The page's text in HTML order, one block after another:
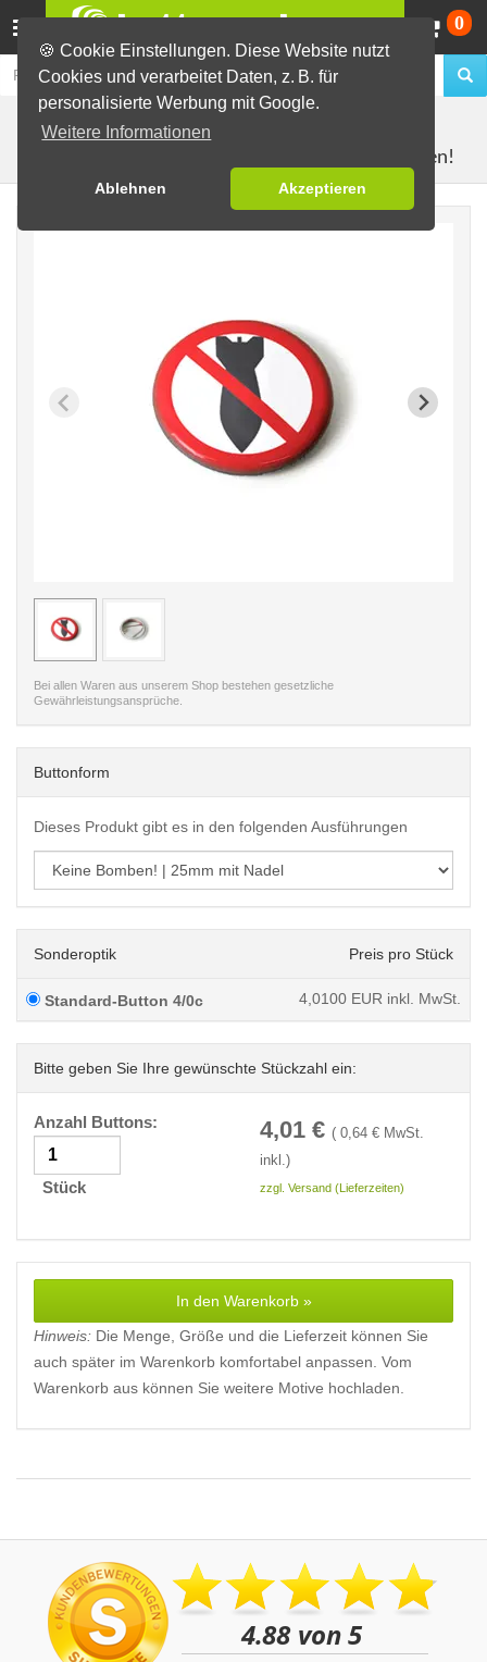
🍪 Cookie Einstellungen. Diese Website nutzt
Cookies und verarbeitet Daten, z. B. für
personalisierte Werbung mit Google.
Weitere Informationen
Ablehnen Akzeptieren
0
Fertig-Sortiment Buttons für den Frieden
Keine Bomben!
< /picture>
Bei allen Waren aus unserem Shop bestehen gesetzliche
Gewährleistungsansprüche.
Buttonform
Dieses Produkt gibt es in den folgenden Ausführungen
Sonderoptik Preis pro Stück
Standard-Button 4/0c 4,0100 EUR inkl. MwSt.
Bitte geben Sie Ihre gewünschte Stückzahl ein:
Anzahl Buttons:
Stück
4,01 € ( 0,64 € MwSt.
inkl.)
zzgl. Versand (Lieferzeiten)
In den Warenkorb »
Hinweis: Die Menge, Größe und die Lieferzeit können Sie
auch später im Warenkorb komfortabel anpassen. Vom
Warenkorb aus können Sie weitere Motive hochladen.